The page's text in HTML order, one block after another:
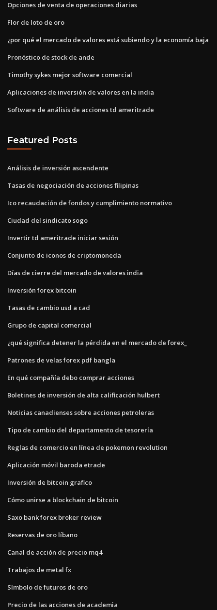
Opciones de venta de operaciones diarias
Flor de loto de oro
¿por qué el mercado de valores está subiendo y la economía baja
Pronóstico de stock de ande
Timothy sykes mejor software comercial
Aplicaciones de inversión de valores en la india
Software de análisis de acciones td ameritrade
Featured Posts
Análisis de inversión ascendente
Tasas de negociación de acciones filipinas
Ico recaudación de fondos y cumplimiento normativo
Ciudad del sindicato sogo
Invertir td ameritrade iniciar sesión
Conjunto de iconos de criptomoneda
Días de cierre del mercado de valores india
Inversión forex bitcoin
Tasas de cambio usd a cad
Grupo de capital comercial
¿qué significa detener la pérdida en el mercado de forex_
Patrones de velas forex pdf bangla
En qué compañía debo comprar acciones
Boletines de inversión de alta calificación hulbert
Noticias canadienses sobre acciones petroleras
Tipo de cambio del departamento de tesorería
Reglas de comercio en línea de pokemon revolution
Aplicación móvil baroda etrade
Inversión de bitcoin grafico
Cómo unirse a blockchain de bitcoin
Saxo bank forex broker review
Reservas de oro líbano
Canal de acción de precio mq4
Trabajos de metal fx
Símbolo de futuros de oro
Precio de las acciones de academia